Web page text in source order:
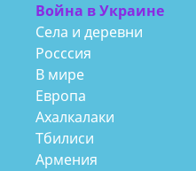
Война в Украине
Села и деревни
Росссия
В мире
Европа
Ахалкалаки
Тбилиси
Армения